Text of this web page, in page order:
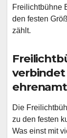
Freilichtbühne
den festen
zählt.
Die
zu den festen
Was einst mit